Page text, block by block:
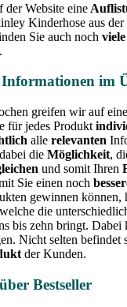
der Website eine
Kinderhose aus
Sie auch noch viele
im
greifen wir auf eine
für jedes Produkt
alle relevanten
die Möglichkeit,
und somit Ihren
Sie einen noch
gewinnen können,
die
bis zehn bringt. Dabei
Nicht selten befindet
der Kunden.
Bestseller